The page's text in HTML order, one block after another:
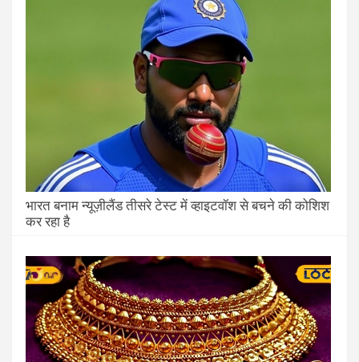
भारत बनाम न्यूज़ीलैंड तीसरे टेस्ट में व्हाइटवॉश से बचने की कोशिश
कर रहा है